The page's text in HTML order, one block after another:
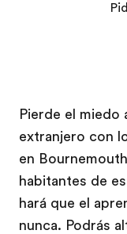
Trabajos
Únete al equipo
Pierde el miedo
extranjero con
en
habitantes de
hará que el
nunca. Podrás